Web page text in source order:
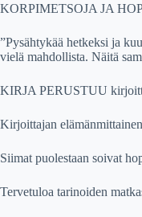
KORPIMETSOJA JA
”Pysähtykää hetkeksi ja
vielä mahdollista. Näitä
KIRJA PERUSTUU
Kirjoittajan
Siimat puolestaan soivat
Tervetuloa tarinoiden